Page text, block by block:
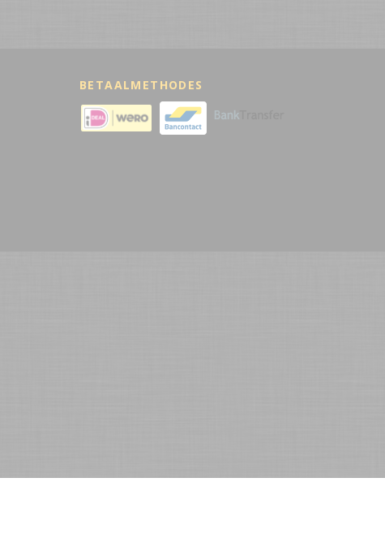
BETAALMETHODES